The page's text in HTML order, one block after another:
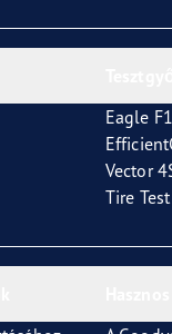
Eagle
Vector
Tire